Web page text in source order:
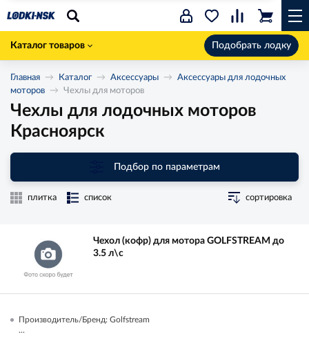
Каталог товаров Подобрать лодку
Главная Каталог Аксессуары
Аксессуары для лодочных
моторов
Чехлы для моторов
Чехлы для лодочных моторов
Красноярск
Подбор по параметрам
плитка список сортировка
Чехол (кофр) для мотора GOLFSTREAM до
3.5 л\с
Производитель/Бренд: Golfstream
...